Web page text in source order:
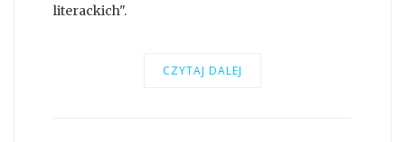
literackich".
CZYTAJ DALEJ